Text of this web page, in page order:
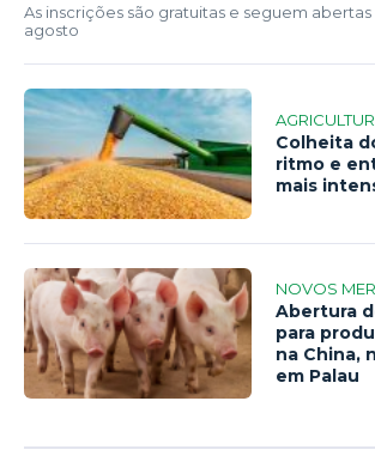
As inscrições são gratuitas e seguem abertas
agosto
Colheita
ritmo e
mais
NOVOS
Abertura
para
na China,
em Palau